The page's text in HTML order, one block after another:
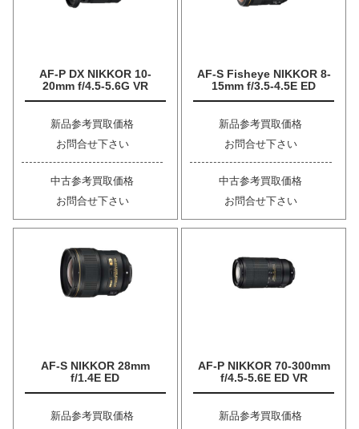
AF-P DX NIKKOR 10-
20mm f/4.5-5.6G VR
新品参考買取価格
お問合せ下さい
中古参考買取価格
お問合せ下さい
AF-S Fisheye NIKKOR 8-
15mm f/3.5-4.5E ED
新品参考買取価格
お問合せ下さい
中古参考買取価格
お問合せ下さい
AF-S NIKKOR 28mm
f/1.4E ED
新品参考買取価格
AF-P NIKKOR 70-300mm
f/4.5-5.6E ED VR
新品参考買取価格